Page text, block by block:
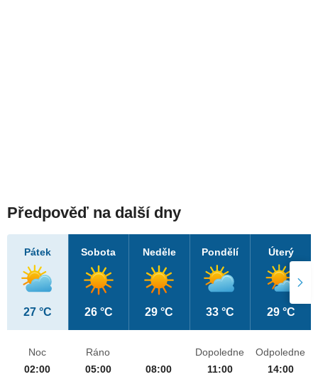
Předpověď na další dny
Pátek
27 °C
Sobota
26 °C
Neděle
29 °C
Pondělí
33 °C
Úterý
29 °C
Noc
02:00
Ráno
05:00
08:00
Dopoledne
11:00
Odpoledne
14:00